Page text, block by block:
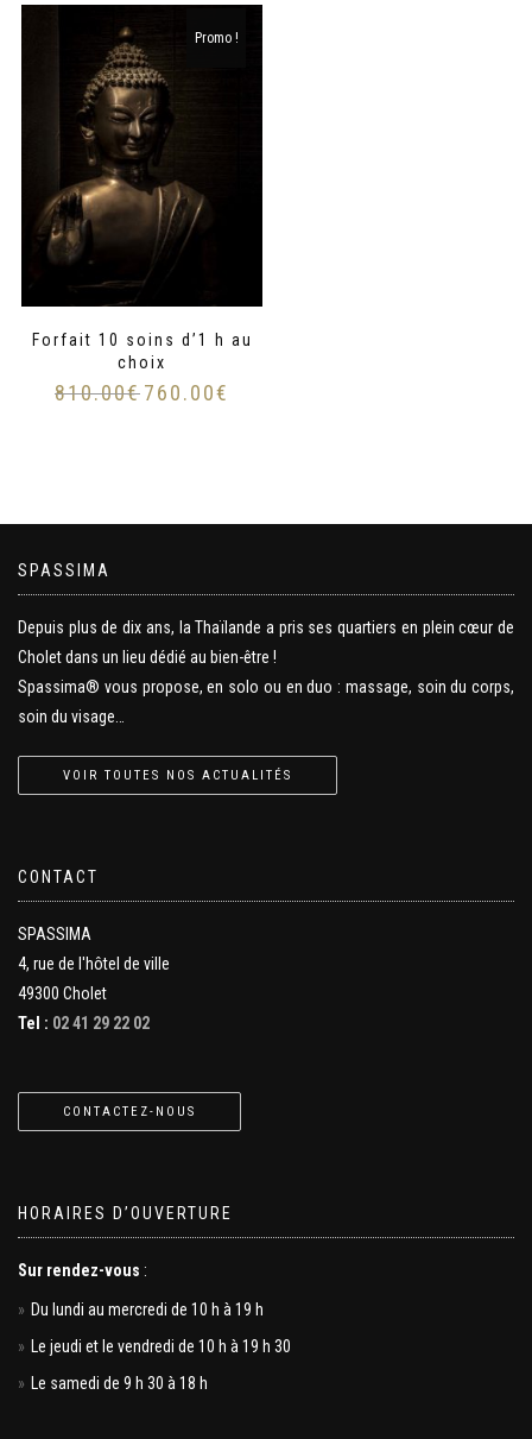
Forfait 10 soins d’1 h au
choix
Promo !
810.00€760.00€
SPASSIMA
Depuis plus de dix ans, la Thaïlande a pris ses quartiers en plein cœur de
Cholet dans un lieu dédié au bien-être !
Spassima® vous propose, en solo ou en duo : massage, soin du corps,
soin du visage…
VOIR TOUTES NOS ACTUALITÉS
CONTACT
SPASSIMA
4, rue de l'hôtel de ville
49300 Cholet
Tel : 02 41 29 22 02
CONTACTEZ-NOUS
HORAIRES D’OUVERTURE
Sur rendez-vous :
Du lundi au mercredi de 10 h à 19 h
Le jeudi et le vendredi de 10 h à 19 h 30
Le samedi de 9 h 30 à 18 h